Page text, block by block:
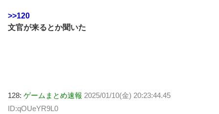
>>120
文官が来るとか聞いた
128: ゲームまとめ速報 2025/01/10(金) 20:23:44.45
ID:qOUeYR9L0